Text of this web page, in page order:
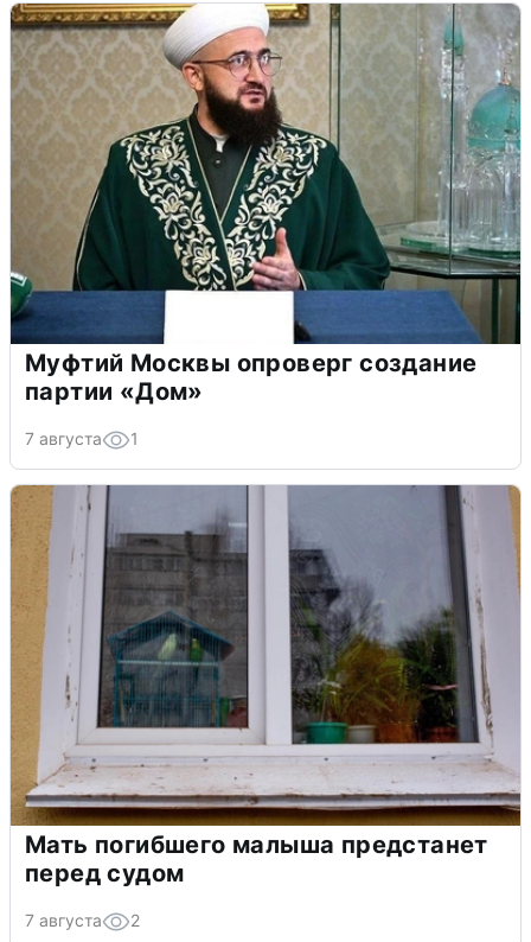
Муфтий Москвы опроверг создание
партии «Дом»
7 августа 1
Мать погибшего малыша предстанет
перед судом
7 августа 2